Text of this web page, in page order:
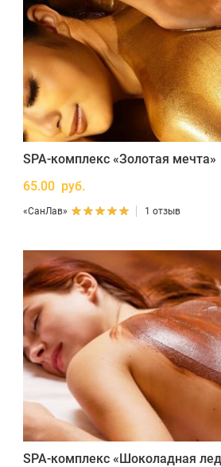
SPA-комплекс «Золотая мечта»
65.00 руб.
«СанЛав» 1 отзыв
SPA-комплекс «Шоколадная